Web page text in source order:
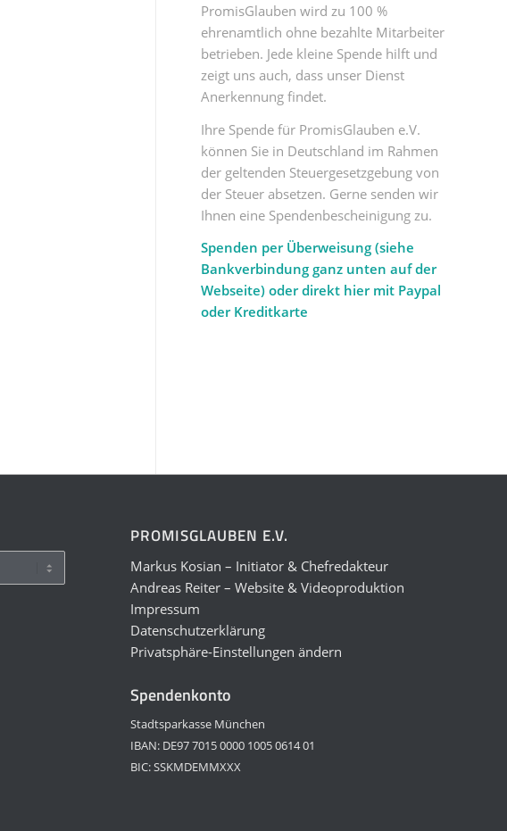
PromisGlauben wird zu 100 %
ehrenamtlich ohne bezahlte Mitarbeiter
betrieben. Jede kleine Spende hilft und
zeigt uns auch, dass unser Dienst
Anerkennung findet.
Ihre Spende für PromisGlauben e.V.
können Sie in Deutschland im Rahmen
der geltenden Steuergesetzgebung von
der Steuer absetzen. Gerne senden wir
Ihnen eine Spendenbescheinigung zu.
Spenden per Überweisung (siehe
Bankverbindung ganz unten auf der
Webseite) oder direkt hier mit Paypal
oder Kreditkarte
PROMISGLAUBEN E.V.
Markus Kosian – Initiator & Chefredakteur
Andreas Reiter – Website & Videoproduktion
Impressum
Datenschutzerklärung
Privatsphäre-Einstellungen ändern
Spendenkonto
Stadtsparkasse München
IBAN: DE97 7015 0000 1005 0614 01
BIC: SSKMDEMMXXX